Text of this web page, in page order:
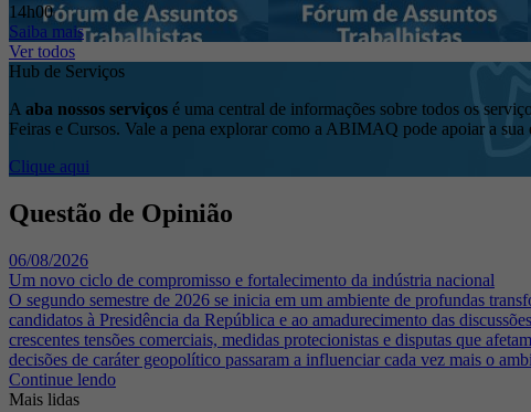
14h00
Saiba mais
Ver todos
Hub de Serviços
A aba nossos serviços é uma central de informações sobre todos os
Feiras e Cursos. Vale a pena explorar como a ABIMAQ pode apoiar a sua
Clique aqui
Questão de Opinião
06/08/2026
Um novo ciclo de compromisso e fortalecimento da indústria nacional
O segundo semestre de 2026 se inicia em um ambiente de profundas
candidatos à Presidência da República e ao amadurecimento das
crescentes tensões comerciais, medidas protecionistas e disputas que
decisões de caráter geopolítico passaram a influenciar cada vez mais o
Continue lendo
Mais lidas